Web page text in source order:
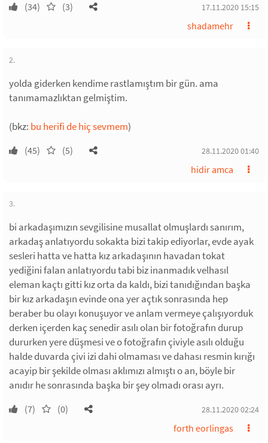
(34) (3) 17.11.2020 15:15
shadamehr
2.
yolda giderken kendime rastlamıştım bir gün. ama
tanımamazlıktan gelmiştim.
(bkz: bu herifi de hiç sevmem)
(45) (5) 28.11.2020 01:40
hidir amca
3.
bi arkadaşımızın sevgilisine musallat olmuşlardı sanırım,
arkadaş anlatıyordu sokakta bizi takip ediyorlar, evde ayak
sesleri hatta ve hatta kız arkadaşının havadan tokat
yediğini falan anlatıyordu tabi biz inanmadık velhasıl
eleman kaçtı gitti kız orta da kaldı, bizi tanıdığından başka
bir kız arkadaşın evinde ona yer açtık sonrasında hep
beraber bu olayı konuşuyor ve anlam vermeye çalışıyorduk
derken içerden kaç senedir asılı olan bir fotoğrafın durup
dururken yere düşmesi ve o fotoğrafın çiviyle asılı olduğu
halde duvarda çivi izi dahi olmaması ve dahası resmin kırığı
acayip bir şekilde olması aklımızı almıştı o an, böyle bir
anıdır he sonrasında başka bir şey olmadı orası ayrı.
(7) (0) 28.11.2020 02:24
forth eorlingas